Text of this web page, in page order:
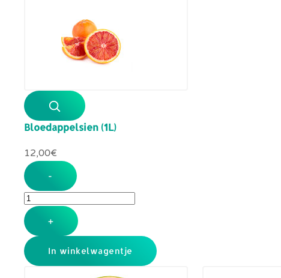
Bloedappelsien (1L)
12,00‎€
-
+